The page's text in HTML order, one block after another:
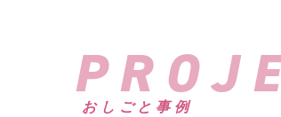
おしごと事例